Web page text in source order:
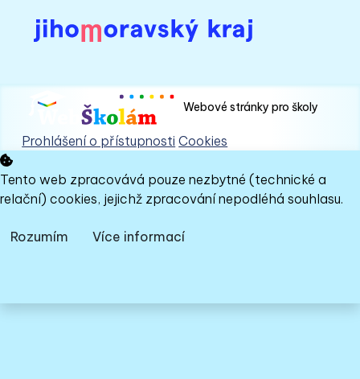
Webové stránky pro školy
Prohlášení o přístupnosti Cookies
Tento web zpracovává pouze nezbytné (technické a
relační) cookies, jejichž zpracování nepodléhá souhlasu.
Rozumím Více informací